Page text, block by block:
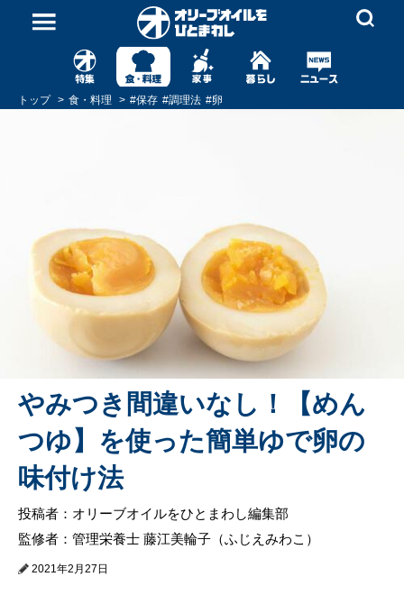
トップ 食・料理 #保存 #調理法 #卵
やみつき間違いなし！【めん
つゆ】を使った簡単ゆで卵の
味付け法
投稿者：オリーブオイルをひとまわし編集部
監修者：管理栄養士 藤江美輪子（ふじえみわこ）
2021年2月27日